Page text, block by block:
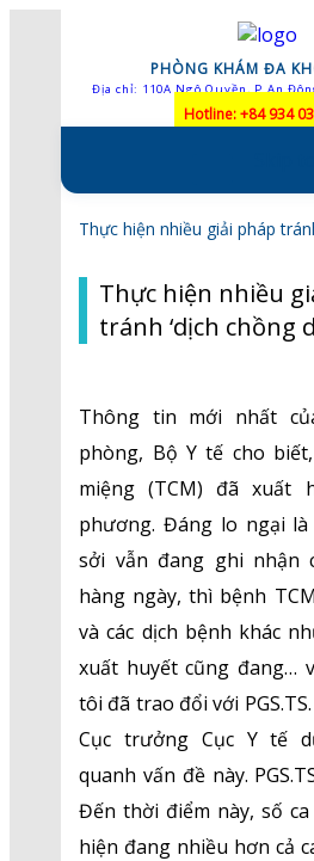
PHÒNG KHÁM ĐA
Địa chỉ: 110A Ngô Quyền, P.An
Hotline: +84 934
Thực hiện nhiều giải pháp
Thực hiện nhiều
tránh ‘dịch chồng
Thông tin mới nhất
phòng, Bộ Y tế cho
miệng (TCM) đã xuất
phương. Đáng lo ngại
sởi vẫn đang ghi nhận
hàng ngày, thì bệnh
và các dịch bệnh khác
xuất huyết cũng đang…
tôi đã trao đổi với
Cục trưởng Cục Y tế
quanh vấn đề này.
Đến thời điểm này, số ca
hiện đang nhiều hơn cả